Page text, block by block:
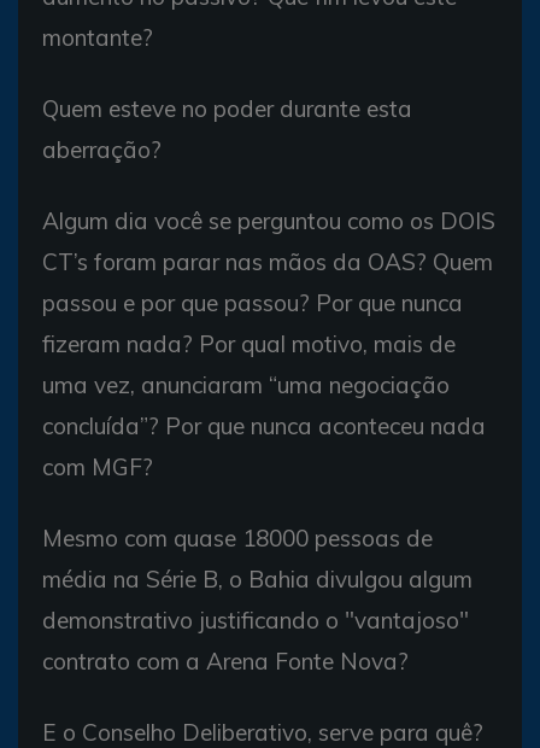
montante?
Quem esteve no poder durante esta
aberração?
Algum dia você se perguntou como os DOIS
CT’s foram parar nas mãos da OAS? Quem
passou e por que passou? Por que nunca
fizeram nada? Por qual motivo, mais de
uma vez, anunciaram “uma negociação
concluída”? Por que nunca aconteceu nada
com MGF?
Mesmo com quase 18000 pessoas de
média na Série B, o Bahia divulgou algum
demonstrativo justificando o "vantajoso"
contrato com a Arena Fonte Nova?
E o Conselho Deliberativo, serve para quê?